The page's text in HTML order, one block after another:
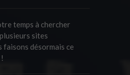
temps à chercher
sites
faisons désormais ce